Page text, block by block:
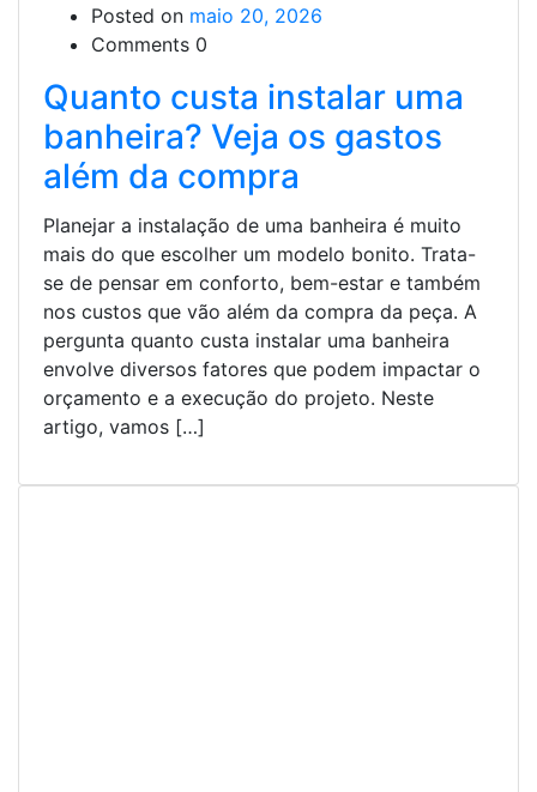
Posted on maio 20, 2026
Comments 0
Quanto custa instalar uma
banheira? Veja os gastos
além da compra
Planejar a instalação de uma banheira é muito
mais do que escolher um modelo bonito. Trata-
se de pensar em conforto, bem-estar e também
nos custos que vão além da compra da peça. A
pergunta quanto custa instalar uma banheira
envolve diversos fatores que podem impactar o
orçamento e a execução do projeto. Neste
artigo, vamos […]